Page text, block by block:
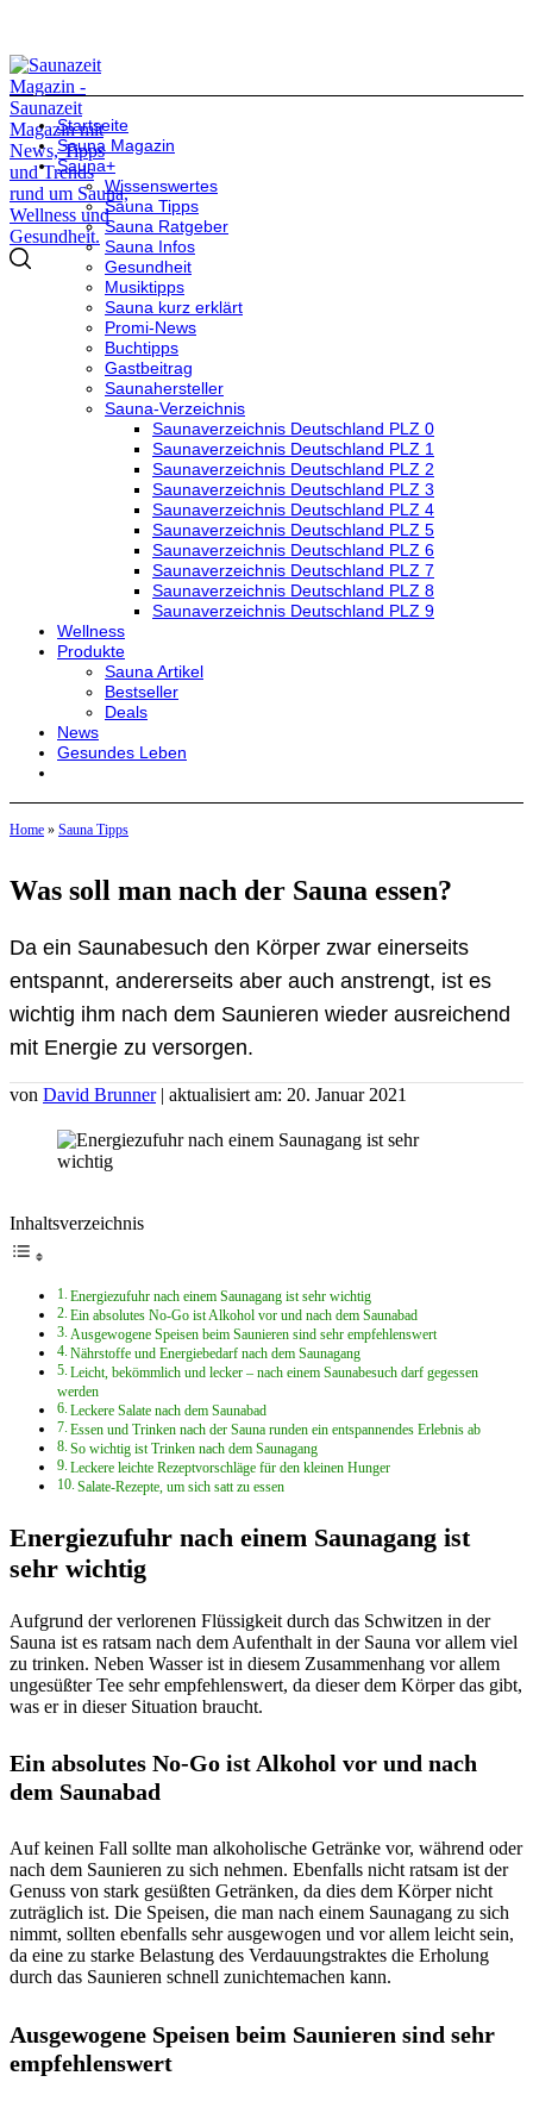
Startseite
Sauna Magazin
Sauna+
Wissenswertes
Sauna Tipps
Sauna Ratgeber
Sauna Infos
Gesundheit
Musiktipps
Sauna kurz erklärt
Promi-News
Buchtipps
Gastbeitrag
Saunahersteller
Sauna-Verzeichnis
Saunaverzeichnis Deutschland PLZ 0
Saunaverzeichnis Deutschland PLZ 1
Saunaverzeichnis Deutschland PLZ 2
Saunaverzeichnis Deutschland PLZ 3
Saunaverzeichnis Deutschland PLZ 4
Saunaverzeichnis Deutschland PLZ 5
Saunaverzeichnis Deutschland PLZ 6
Saunaverzeichnis Deutschland PLZ 7
Saunaverzeichnis Deutschland PLZ 8
Saunaverzeichnis Deutschland PLZ 9
Wellness
Produkte
Sauna Artikel
Bestseller
Deals
News
Gesundes Leben
Home » Sauna Tipps
Was soll man nach der Sauna essen?
Da ein Saunabesuch den Körper zwar einerseits
entspannt, andererseits aber auch anstrengt, ist es
wichtig ihm nach dem Saunieren wieder ausreichend
mit Energie zu versorgen.
von David Brunner | aktualisiert am: 20. Januar 2021
Inhaltsverzeichnis
Energiezufuhr nach einem Saunagang ist sehr wichtig
Ein absolutes No-Go ist Alkohol vor und nach dem Saunabad
Ausgewogene Speisen beim Saunieren sind sehr empfehlenswert
Nährstoffe und Energiebedarf nach dem Saunagang
Leicht, bekömmlich und lecker – nach einem Saunabesuch darf gegessen
werden
Leckere Salate nach dem Saunabad
Essen und Trinken nach der Sauna runden ein entspannendes Erlebnis ab
So wichtig ist Trinken nach dem Saunagang
Leckere leichte Rezeptvorschläge für den kleinen Hunger
Salate-Rezepte, um sich satt zu essen
Energiezufuhr nach einem Saunagang ist
sehr wichtig
Aufgrund der verlorenen Flüssigkeit durch das Schwitzen in der
Sauna ist es ratsam nach dem Aufenthalt in der Sauna vor allem viel
zu trinken. Neben Wasser ist in diesem Zusammenhang vor allem
ungesüßter Tee sehr empfehlenswert, da dieser dem Körper das gibt,
was er in dieser Situation braucht.
Ein absolutes No-Go ist Alkohol vor und nach
dem Saunabad
Auf keinen Fall sollte man alkoholische Getränke vor, während oder
nach dem Saunieren zu sich nehmen. Ebenfalls nicht ratsam ist der
Genuss von stark gesüßten Getränken, da dies dem Körper nicht
zuträglich ist. Die Speisen, die man nach einem Saunagang zu sich
nimmt, sollten ebenfalls sehr ausgewogen und vor allem leicht sein,
da eine zu starke Belastung des Verdauungstraktes die Erholung
durch das Saunieren schnell zunichtemachen kann.
Ausgewogene Speisen beim Saunieren sind sehr
empfehlenswert